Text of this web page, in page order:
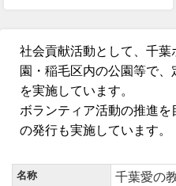
社会貢献活動として、千
園・稲毛区内の公園等で
を実施しています。
ボランティア活動の推進
の発行も実施しています。
名称 千葉愛の